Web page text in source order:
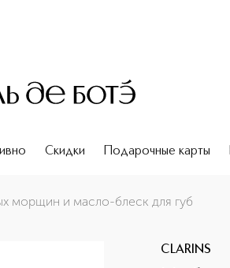
Скидки Подарочные карты
морщин и масло-блеск для губ
CLARINS